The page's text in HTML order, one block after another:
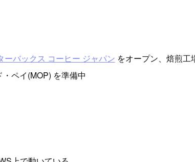
バックス コーヒー ジャパン をオープン、焙煎工
ペイ(MOP) を準備中